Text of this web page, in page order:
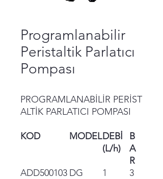
Programlanabilir
Peristaltik Parlatıcı
Pompası
PROGRAMLANABİLİR PERİST
ALTİK PARLATICI POMPASI
KOD MODELDEBİ
(L/h)
B
A
R
ADD500103 DG
1 3